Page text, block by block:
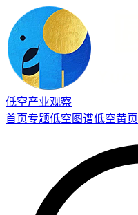
低空产业观察
首页专题低空图谱低空黄页